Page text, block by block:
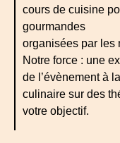
cours de cuisine
gourmandes
organisées par les
Notre force : une
de l’évènement à
culinaire sur des
votre objectif.